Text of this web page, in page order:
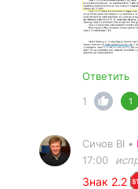
Ответить
1
1
Сичов ВІ •
17:00
Знак 2.2